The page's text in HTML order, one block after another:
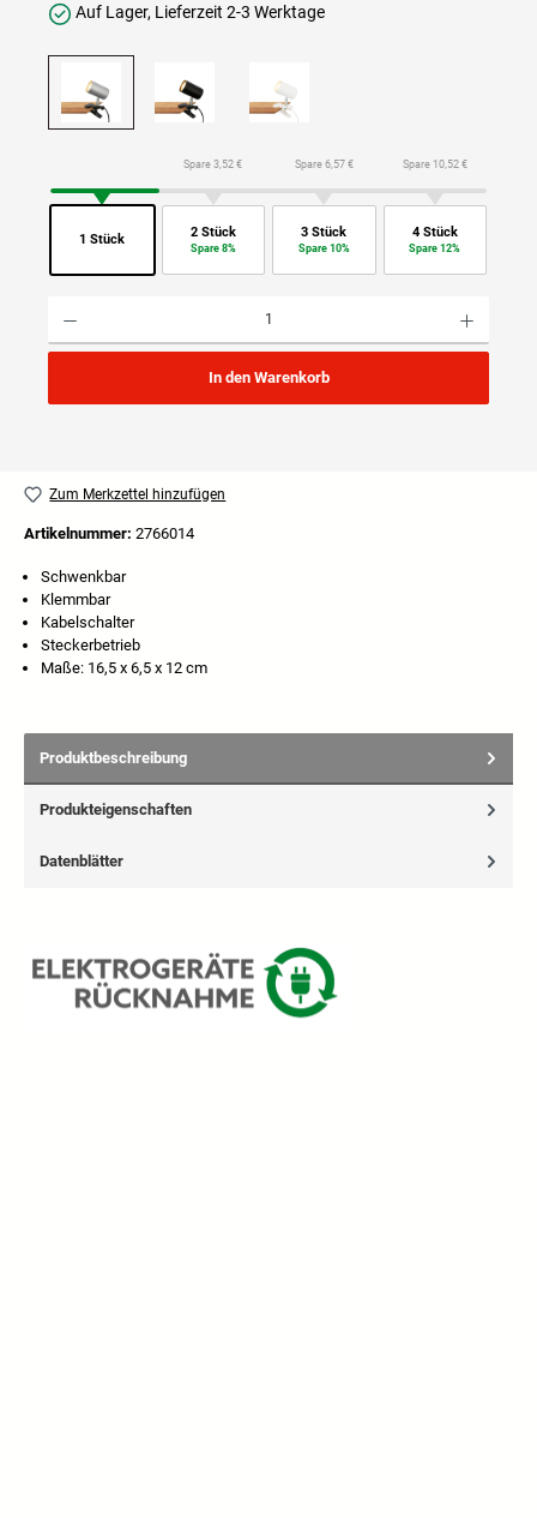
Auf Lager, Lieferzeit 2-3 Werktage
1 Stück
Spare 3,52 €
2 Stück
Spare 8%
Spare 6,57 €
3 Stück
Spare 10%
Spare 10,52 €
4 Stück
Spare 12%
In den Warenkorb
Zum Merkzettel hinzufügen
Artikelnummer: 2766014
Schwenkbar
Klemmbar
Kabelschalter
Steckerbetrieb
Maße: 16,5 x 6,5 x 12 cm
Produktbeschreibung
Produkteigenschaften
Datenblätter